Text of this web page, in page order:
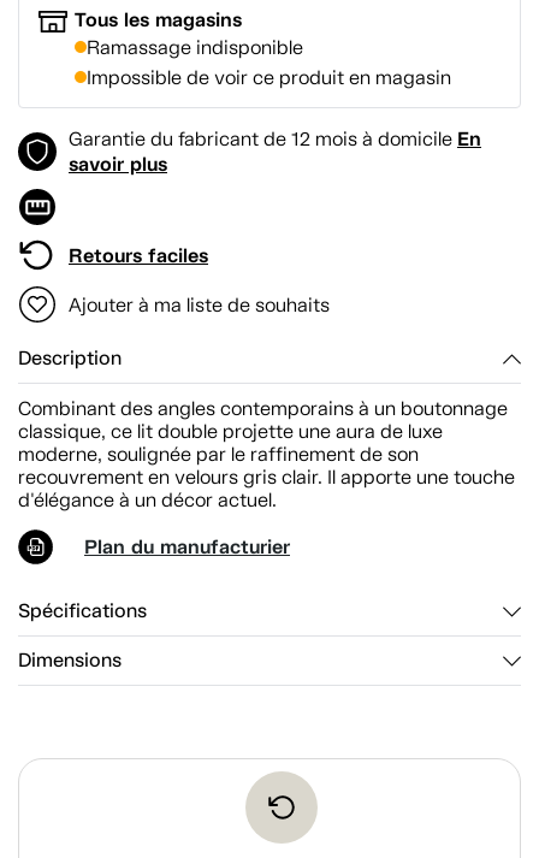
Tous les magasins
Ramassage indisponible
Impossible de voir ce produit en magasin
Garantie du fabricant de 12 mois à domicile En
savoir plus
Retours faciles
Ajouter à ma liste de souhaits
Description
Combinant des angles contemporains à un boutonnage
classique, ce lit double projette une aura de luxe
moderne, soulignée par le raffinement de son
recouvrement en velours gris clair. Il apporte une touche
d'élégance à un décor actuel.
Plan du manufacturier
Spécifications
Dimensions